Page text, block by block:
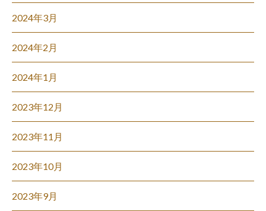
2024年3月
2024年2月
2024年1月
2023年12月
2023年11月
2023年10月
2023年9月